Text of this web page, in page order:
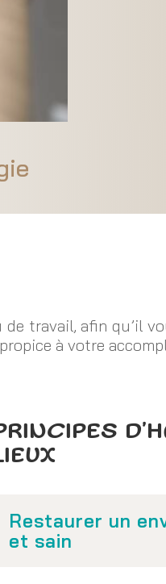
travail, afin qu’il
à votre
Restaurer un
et sain